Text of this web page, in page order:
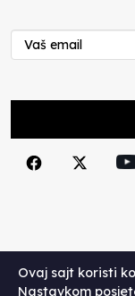
Ovaj sajt koristi
Nastavkom